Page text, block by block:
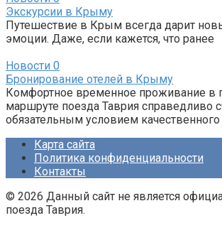
Экскурсии в Крыму
Путешествие в Крым всегда дарит
эмоции. Даже, если кажется, что ранее
Новости 0
Бронирование отелей в Крыму
Комфортное временное проживание в
маршруте поезда Таврия справедливо
обязательным условием качественного
Карта сайта
Политика конфиденциальности
Контакты
© 2026 Данный сайт не является
поезда Таврия.